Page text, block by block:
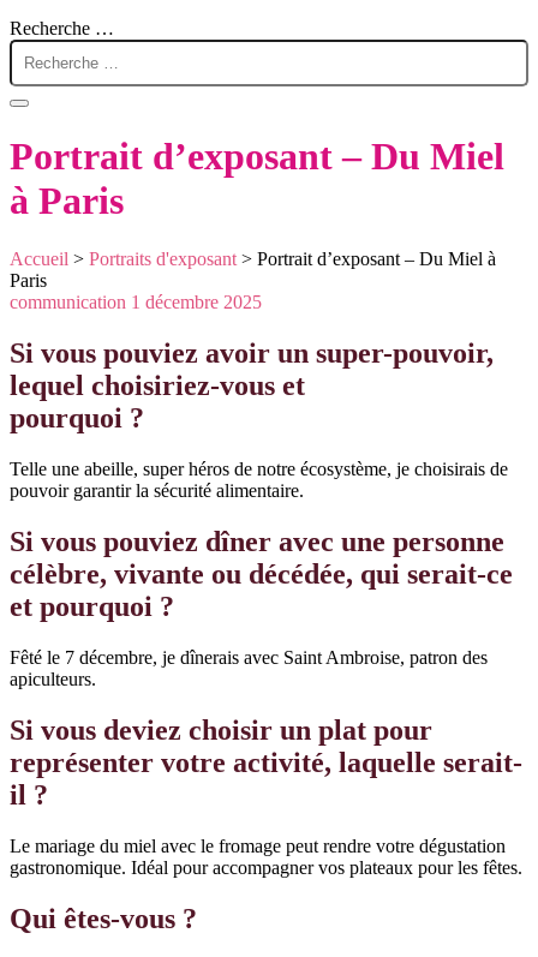
Recherche …
Portrait d’exposant – Du Miel
à Paris
Accueil > Portraits d'exposant > Portrait d’exposant – Du Miel à
Paris
communication 1 décembre 2025
Si vous pouviez avoir un super-pouvoir,
lequel choisiriez-vous et
pourquoi ?
Telle une abeille, super héros de notre écosystème, je choisirais de
pouvoir garantir la sécurité alimentaire.
Si vous pouviez dîner avec une personne
célèbre, vivante ou décédée, qui serait-ce
et pourquoi ?
Fêté le 7 décembre, je dînerais avec Saint Ambroise, patron des
apiculteurs.
Si vous deviez choisir un plat pour
représenter votre activité, laquelle serait-
il ?
Le mariage du miel avec le fromage peut rendre votre dégustation
gastronomique. Idéal pour accompagner vos plateaux pour les fêtes.
Qui êtes-vous ?